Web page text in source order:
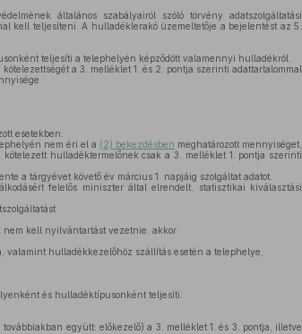
általános szabályairól szóló törvény adatszolgáltatási
kell teljesíteni. A hulladéklerakó üzemeltetője a bejelentést az 5.
teljesíti a telephelyén képződött valamennyi hulladékról.
a 3. melléklet 1. és 2. pontja szerinti adattartalommal
esetekben.
nem éri el a (2) bekezdésben meghatározott mennyiséget,
hulladéktermelőnek csak a 3. melléklet 1. pontja szerinti
a tárgyévet követő év március 1. napjáig szolgáltat adatot.
felelős miniszter által elrendelt, statisztikai kiválasztási
nem kell nyilvántartást vezetnie, akkor
hulladékkezelőhöz szállítás esetén a telephelye,
és hulladéktípusonként teljesíti.
együtt: előkezelő) a 3. melléklet 1. és 3. pontja, illetve